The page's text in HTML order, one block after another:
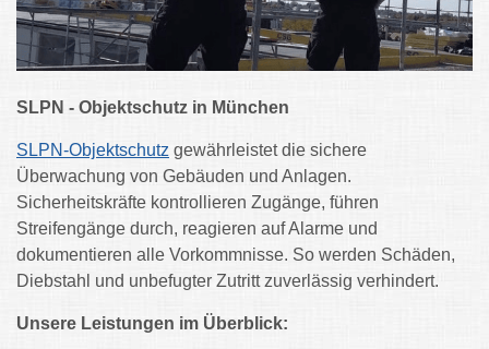
SLPN - Objektschutz in München
SLPN-Objektschutz gewährleistet die sichere
Überwachung von Gebäuden und Anlagen.
Sicherheitskräfte kontrollieren Zugänge, führen
Streifengänge durch, reagieren auf Alarme und
dokumentieren alle Vorkommnisse. So werden Schäden,
Diebstahl und unbefugter Zutritt zuverlässig verhindert.
Unsere Leistungen im Überblick: